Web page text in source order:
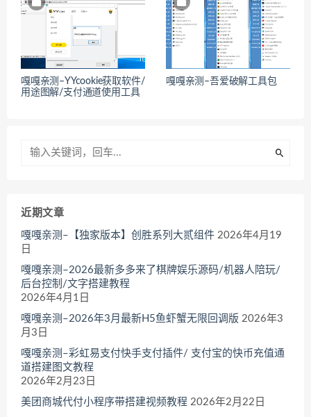
嘎嘎亲测–YYcookie获取软件/
用途图解/支付通道使用工具
嘎嘎亲测–吾爱破解工具包
近期文章
嘎嘎亲测–【独家版本】创胜系列大贰组件 2026年4月19
日
嘎嘎亲测–2026最新多多来了棋牌娱乐源码/机器人陪玩/
后台控制/文字搭建教程
2026年4月1日
嘎嘎亲测–2026年3月最新H5鱼虾蟹无限回调版 2026年3
月3日
嘎嘎亲测–彩虹易支付快手支付插件/ 支付宝的快币充值通
道搭建图文教程
2026年2月23日
美团商城代付小程序带搭建视频教程 2026年2月22日